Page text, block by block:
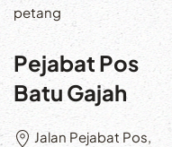
petang
Pejabat Pos
Batu Gajah
Jalan Pejabat Pos,